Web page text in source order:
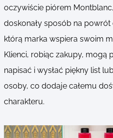
oczywiście piórem
doskonały sposób na
którą marka wspiera swoim
Klienci, robiąc zakupy, mogą
napisać i wysłać piękny list
osoby, co dodaje całemu
charakteru.